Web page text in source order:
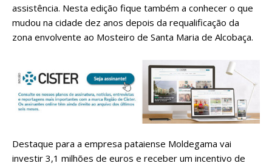
assistência. Nesta edição fique também a conhecer o que
mudou na cidade dez anos depois da requalificação da
zona envolvente ao Mosteiro de Santa Maria de Alcobaça.
Destaque para a empresa pataiense Moldegama vai
investir 3,1 milhões de euros e receber um incentivo de